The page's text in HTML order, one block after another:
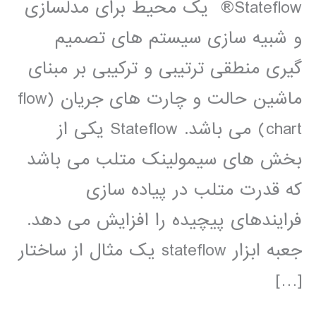
Stateflow® یک محیط برای مدلسازی
و شبیه سازی سیستم های تصمیم
گیری منطقی ترتیبی و ترکیبی بر مبنای
ماشین حالت و چارت های جریان (flow
chart) می باشد. Stateflow یکی از
بخش های سیمولینک متلب می باشد
که قدرت متلب در پیاده سازی
فرایندهای پیچیده را افزایش می دهد.
جعبه ابزار stateflow يک مثال از ساختار
[…]